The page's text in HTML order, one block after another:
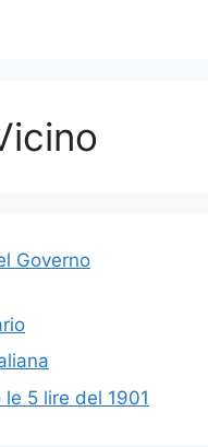
Governo
le 5 lire del 1901